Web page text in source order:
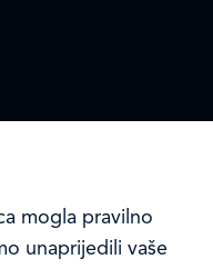
mogla pravilno
unaprijedili vaše